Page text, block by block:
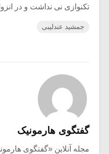
تکنوازی نی نداشت و در
جمشید عندلیبی
گفتگوی هارمونیک